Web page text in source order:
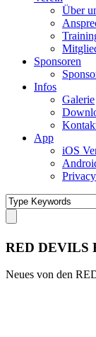
Über
Sponsoren
Infos
Galerie
App
iOS
RED DEVILS
Neues von den